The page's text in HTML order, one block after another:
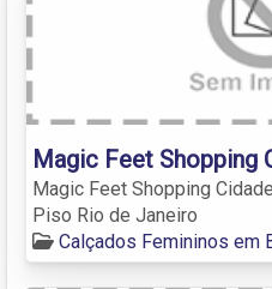
Magic Feet Shopping
Magic Feet Shopping
Piso Rio de Janeiro
Calçados Femininos em